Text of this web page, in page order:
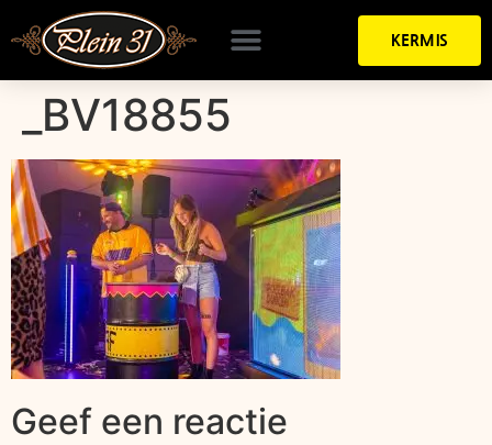
KERMIS
_BV18855
Geef een reactie